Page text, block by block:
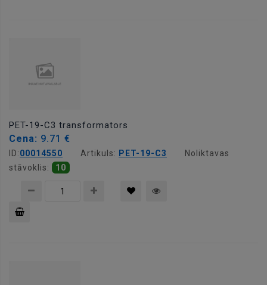
PET-19-C3 transformators
Cena: 9.71 €
ID:00014550 Artikuls: PET-19-C3
Noliktavas
stāvoklis:
10